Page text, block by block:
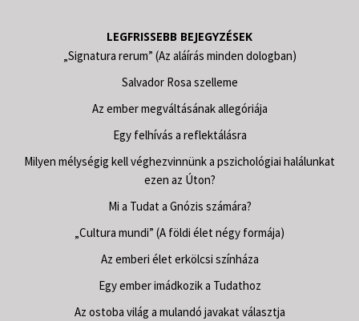
LEGFRISSEBB BEJEGYZÉSEK
„Signatura rerum” (Az aláírás minden dologban)
Salvador Rosa szelleme
Az ember megváltásának allegóriája
Egy felhívás a reflektálásra
Milyen mélységig kell véghezvinnünk a pszichológiai halálunkat
ezen az Úton?
Mi a Tudat a Gnózis számára?
„Cultura mundi” (A földi élet négy formája)
Az emberi élet erkölcsi színháza
Egy ember imádkozik a Tudathoz
Az ostoba világ a mulandó javakat választja